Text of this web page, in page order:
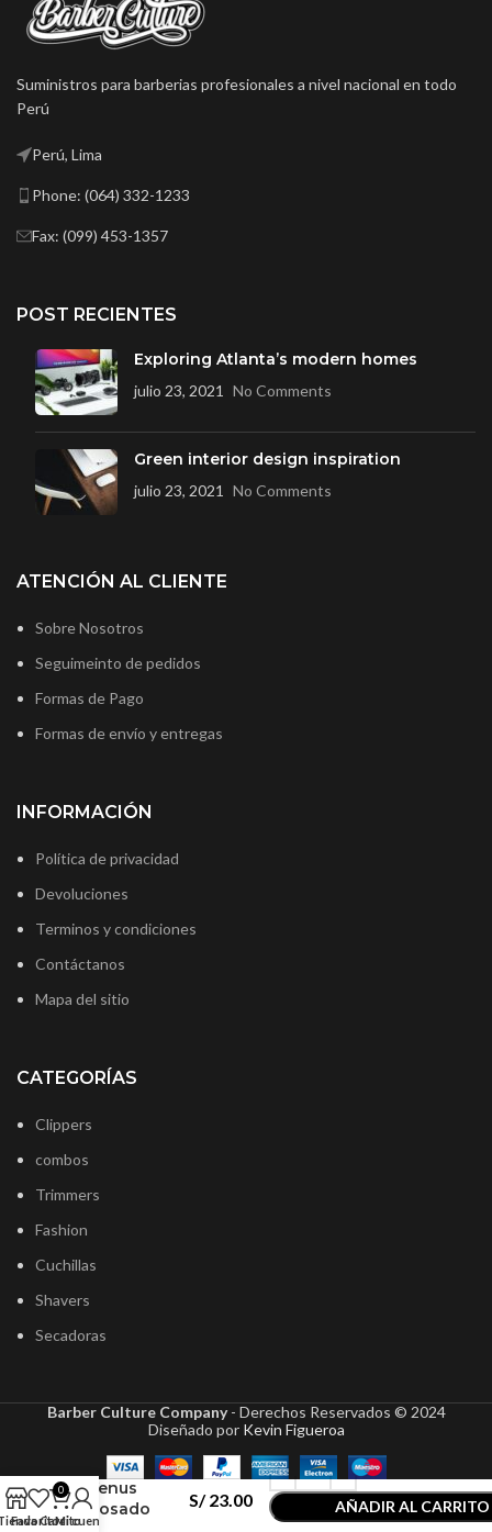
Suministros para barberias profesionales a nivel nacional en todo
Perú
Perú, Lima
Phone: (064) 332-1233
Fax: (099) 453-1357
POST RECIENTES
Exploring Atlanta’s modern homes
julio 23, 2021 No Comments
Green interior design inspiration
julio 23, 2021 No Comments
ATENCIÓN AL CLIENTE
Sobre Nosotros
Seguimeinto de pedidos
Formas de Pago
Formas de envío y entregas
INFORMACIÓN
Política de privacidad
Devoluciones
Terminos y condiciones
Contáctanos
Mapa del sitio
CATEGORÍAS
Clippers
combos
Trimmers
Fashion
Cuchillas
Shavers
Secadoras
Barber Culture Company- Derechos Reservados © 2024
Diseñado por Kevin Figueroa
Elegance
Action
Venus
Rosado
S/23.00
AÑADIR AL CARRITO
Favoritos
0
Carrito
Mi cuenta